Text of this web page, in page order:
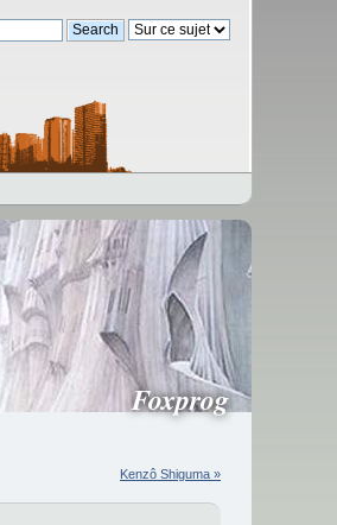
Foxprog
Kenzô Shiguma »